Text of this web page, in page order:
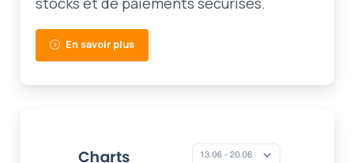
En savoir plus